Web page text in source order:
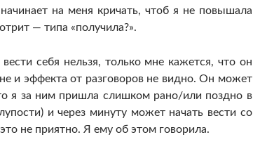
на меня кричать, чтоб я не повышала
— типа «получила?».
себя нельзя, только мне кажется, что он
и эффекта от разговоров не видно. Он может
я за ним пришла слишком рано/или поздно в
и через минуту может начать вести со
не приятно. Я ему об этом говорила.